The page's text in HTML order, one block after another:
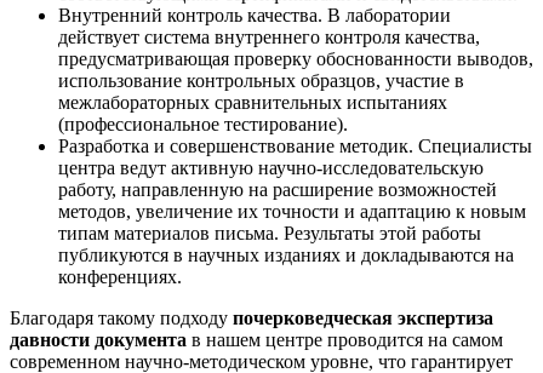
Внутренний контроль качества. В лаборатории
действует система внутреннего контроля качества,
предусматривающая проверку обоснованности выводов,
использование контрольных образцов, участие в
межлабораторных сравнительных испытаниях
(профессиональное тестирование).
Разработка и совершенствование методик. Специалисты
центра ведут активную научно-исследовательскую
работу, направленную на расширение возможностей
методов, увеличение их точности и адаптацию к новым
типам материалов письма. Результаты этой работы
публикуются в научных изданиях и докладываются на
конференциях.
Благодаря такому подходу почерковедческая экспертиза
давности документа в нашем центре проводится на самом
современном научно-методическом уровне, что гарантирует